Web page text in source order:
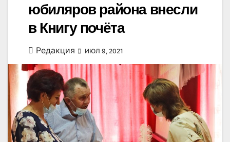
юбиляров района внесли
в Книгу почёта
Редакция ИЮЛ 9, 2021